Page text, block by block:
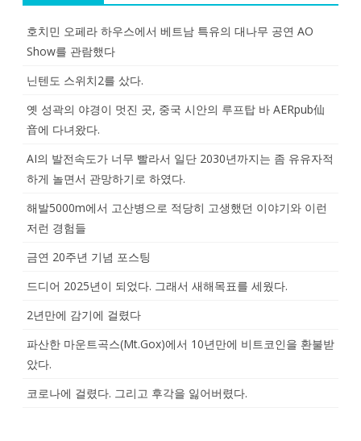
호치민 오페라 하우스에서 베트남 특유의 대나무 공연 AO
Show를 관람했다
닌텐도 스위치2를 샀다.
옛 성곽의 야경이 멋진 곳, 중국 시안의 루프탑 바 AERpub仙
音에 다녀왔다.
AI의 발전속도가 너무 빨라서 일단 2030년까지는 좀 유유자적
하게 놀면서 관망하기로 하였다.
해발5000m에서 고산병으로 적당히 고생했던 이야기와 이런
저런 경험들
금연 20주년 기념 포스팅
드디어 2025년이 되었다. 그래서 새해목표를 세웠다.
2년만에 감기에 걸렸다
파산한 마운트곡스(Mt.Gox)에서 10년만에 비트코인을 환불받
았다.
코로나에 걸렸다. 그리고 후각을 잃어버렸다.